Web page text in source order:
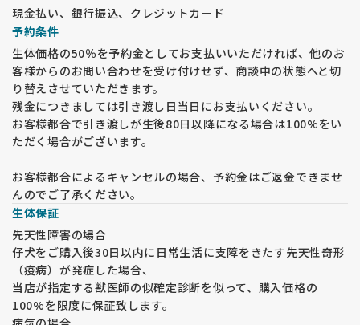
現金払い、銀行振込、クレジットカード
予約条件
生体価格の50％を予約金としてお支払いいただければ、他のお
客様からのお問い合わせを受け付けせず、商談中の状態へと切
り替えさせていただきます。
残金につきましては引き渡し日当日にお支払いください。
お客様都合で引き渡しが生後80日以降になる場合は100%をい
ただく場合がございます。
お客様都合によるキャンセルの場合、予約金はご返金できませ
んのでご了承ください。
生体保証
先天性障害の場合
仔犬をご購入後30日以内に日常生活に支障をきたす先天性奇形
（疫病）が発症した場合、
当店が指定する獣医師の似確定診断を似って、購入価格の
100%を限度に保証致します。